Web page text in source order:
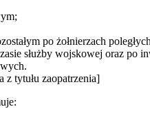
po żołnierzach
służby wojskowej oraz po
z tytułu zaopatrzenia]